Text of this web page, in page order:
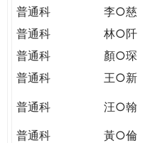
普通科
李○慈
普通科
林○阡
普通科
顏○琛
普通科
王○新
普通科 汪○翰
普通科
黃○倫